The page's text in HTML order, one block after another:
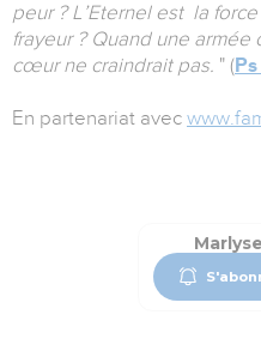
peur ? L’Eternel est la
frayeur ? Quand une
cœur ne craindrait pas. " (
En partenariat avec